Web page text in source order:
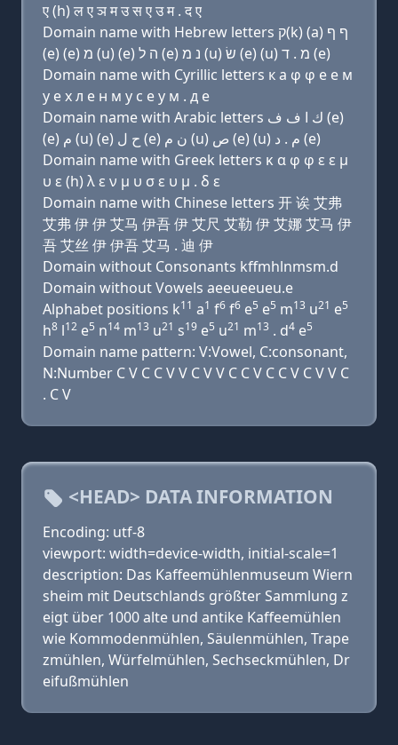
ए (h) ल ए ञ म उ स ए उ म . द ए
Domain name with Hebrew letters ק(k) (a) ף ף
(e) (e) מ (u) (e) ה ל (e) נ מ (u) שׂ (e) (u) מ . ד (e)
Domain name with Cyrillic letters к a φ φ e e м
у e х л e н м у с e у м . д e
Domain name with Arabic letters ﻙ ﺍ ﻑ ﻑ (e)
(e) ﻡ (u) (e) ﺡ ﻝ (e) ﻥ ﻡ (u) ﺹ (e) (u) ﻡ . ﺩ (e)
Domain name with Greek letters κ α φ φ ε ε μ
υ ε (h) λ ε ν μ υ σ ε υ μ . δ ε
Domain name with Chinese letters 开 诶 艾弗
艾弗 伊 伊 艾马 伊吾 伊 艾尺 艾勒 伊 艾娜 艾马 伊
吾 艾丝 伊 伊吾 艾马 . 迪 伊
Domain without Consonants kffmhlnmsm.d
Domain without Vowels aeeueeueu.e
Alphabet positions k11 a1 f6 f6 e5 e5 m13 u21 e5
h8 l12 e5 n14 m13 u21 s19 e5 u21 m13 . d4 e5
Domain name pattern: V:Vowel, C:consonant,
N:Number C V C C V V C V V C C V C C V C V V C
. C V
<HEAD> DATA INFORMATION
Encoding: utf-8
viewport: width=device-width, initial-scale=1
description: Das Kaffeemühlenmuseum Wiern
sheim mit Deutschlands größter Sammlung z
eigt über 1000 alte und antike Kaffeemühlen
wie Kommodenmühlen, Säulenmühlen, Trape
zmühlen, Würfelmühlen, Sechseckmühlen, Dr
eifußmühlen